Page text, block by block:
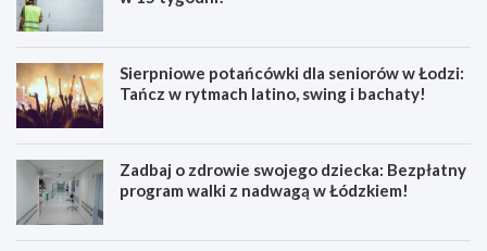
Sierpniowe potańcówki dla seniorów w Łodzi:
Tańcz w rytmach latino, swing i bachaty!
Zadbaj o zdrowie swojego dziecka: Bezpłatny
program walki z nadwagą w Łódzkiem!